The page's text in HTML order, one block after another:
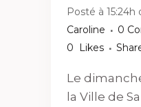
Posté à 15:24h
Caroline
0
0
Likes
Le
la Ville de